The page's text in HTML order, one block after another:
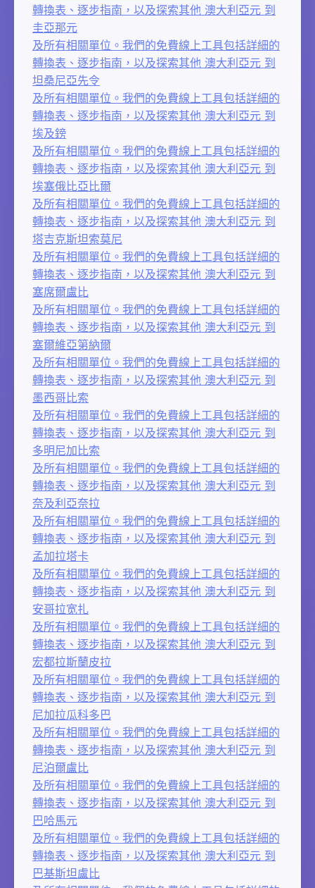
轉換表、逐步指南，以及探索其他 澳大利亞元 到
圭亞那元
及所有相關單位。我們的免費線上工具包括詳細的
轉換表、逐步指南，以及探索其他 澳大利亞元 到
坦桑尼亞先令
及所有相關單位。我們的免費線上工具包括詳細的
轉換表、逐步指南，以及探索其他 澳大利亞元 到
埃及鎊
及所有相關單位。我們的免費線上工具包括詳細的
轉換表、逐步指南，以及探索其他 澳大利亞元 到
埃塞俄比亞比爾
及所有相關單位。我們的免費線上工具包括詳細的
轉換表、逐步指南，以及探索其他 澳大利亞元 到
塔吉克斯坦索莫尼
及所有相關單位。我們的免費線上工具包括詳細的
轉換表、逐步指南，以及探索其他 澳大利亞元 到
塞席爾盧比
及所有相關單位。我們的免費線上工具包括詳細的
轉換表、逐步指南，以及探索其他 澳大利亞元 到
塞爾維亞第納爾
及所有相關單位。我們的免費線上工具包括詳細的
轉換表、逐步指南，以及探索其他 澳大利亞元 到
墨西哥比索
及所有相關單位。我們的免費線上工具包括詳細的
轉換表、逐步指南，以及探索其他 澳大利亞元 到
多明尼加比索
及所有相關單位。我們的免費線上工具包括詳細的
轉換表、逐步指南，以及探索其他 澳大利亞元 到
奈及利亞奈拉
及所有相關單位。我們的免費線上工具包括詳細的
轉換表、逐步指南，以及探索其他 澳大利亞元 到
孟加拉塔卡
及所有相關單位。我們的免費線上工具包括詳細的
轉換表、逐步指南，以及探索其他 澳大利亞元 到
安哥拉宽扎
及所有相關單位。我們的免費線上工具包括詳細的
轉換表、逐步指南，以及探索其他 澳大利亞元 到
宏都拉斯蘭皮拉
及所有相關單位。我們的免費線上工具包括詳細的
轉換表、逐步指南，以及探索其他 澳大利亞元 到
尼加拉瓜科多巴
及所有相關單位。我們的免費線上工具包括詳細的
轉換表、逐步指南，以及探索其他 澳大利亞元 到
尼泊爾盧比
及所有相關單位。我們的免費線上工具包括詳細的
轉換表、逐步指南，以及探索其他 澳大利亞元 到
巴哈馬元
及所有相關單位。我們的免費線上工具包括詳細的
轉換表、逐步指南，以及探索其他 澳大利亞元 到
巴基斯坦盧比